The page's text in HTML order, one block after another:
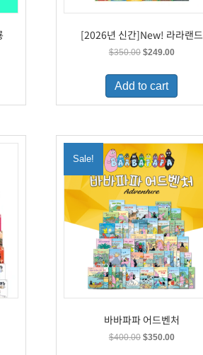
[2026년 신간]New! 라라랜드
$350.00 Original
was:
$350.00.
$249.00Current
is:
Add to cart
Sale!
바바파파 어드벤처
$400.00 Original
$350.00Current